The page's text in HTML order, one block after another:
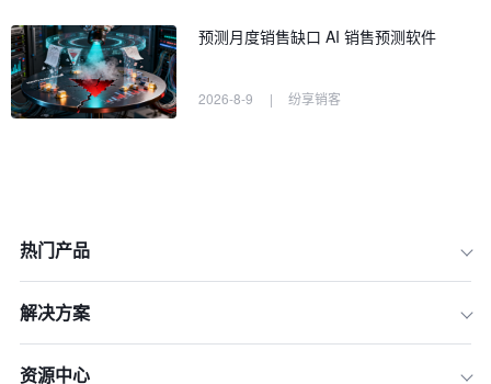
预测月度销售缺口 AI 销售预测软件
2026-8-9 | 纷享销客
热门产品
解决方案
资源中心